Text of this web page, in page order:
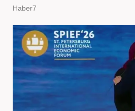
Haber7